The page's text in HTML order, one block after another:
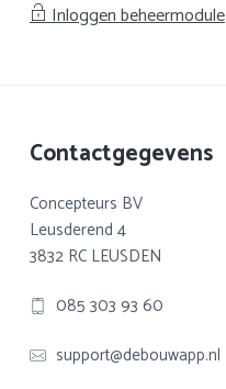
Inloggen beheermodule
Footer
Contactgegevens
Concepteurs BV
Leusderend 4
3832 RC LEUSDEN
085 303 93 60
support@debouwapp.nl